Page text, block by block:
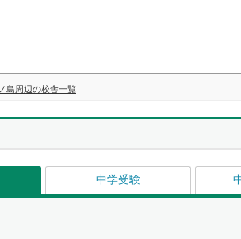
島周辺の校舎一覧
中学受験